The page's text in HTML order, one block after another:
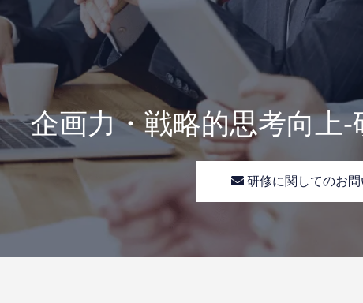
企画力・戦略的思考向上
研修に関してのお